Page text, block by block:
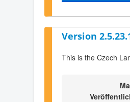
Version
This is the Czech